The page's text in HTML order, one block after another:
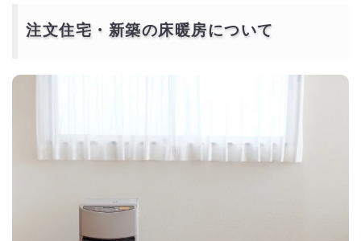
注文住宅・新築の床暖房について